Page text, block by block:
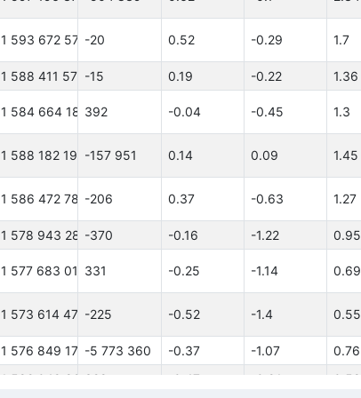
1 593 672 579-20 0.52 -0.29 1.7
1 588 411 571 -15 0.19 -0.22 1.36
1 584 664 183392 -0.04 -0.45 1.3
1 588 182 190 -157 951 0.14 0.09 1.45
1 586 472 783-206 0.37 -0.63 1.27
1 578 943 286-370 -0.16 -1.22 0.95
1 577 683 013331 -0.25 -1.14 0.69
1 573 614 473-225 -0.52 -1.4 0.55
1 576 849 176-5 773 360 -0.37 -1.07 0.76
1 582 049 893328 -0.47 -0.91 0.58